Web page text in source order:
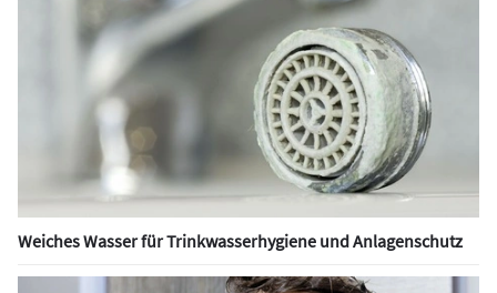
Weiches Wasser für Trinkwasserhygiene und Anlagenschutz